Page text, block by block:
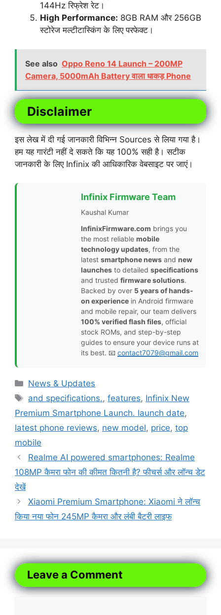
144Hz रिफ्रेश रेट।
High Performance: 8GB RAM और 256GB
स्टोरेज मल्टीटास्किंग के लिए परफेक्ट।
See also Oppo Reno 14 Launch – 200MP
Camera, 5000mAh Battery वाला धाकड़ Phone
Disclaimer
इस लेख में दी गई जानकारी विभिन्न Sources से लिया गया है।
हम यह गारंटी नहीं दे सकते कि यह 100% सही है। सटीक
जानकारी के लिए Infinix की आधिकारिक वेबसाइट पर जाएं।
Infinix Firmware Team
Kaushal Kumar
InfinixFirmware.com brings you
the most reliable mobile
technology updates, from the
latest smartphone news and new
launches to detailed specifications
and trusted firmware solutions.
Backed by over 5 years of hands-
on experience in Android firmware
and mobile repair, our team delivers
100% verified flash files, official
stock ROMs, and step-by-step
guides to ensure your device runs at
its best. 📧 contact7079@gmail.com
Categories
News & Updates
Tags
and specifications.,features, Infinix New
Premium Smartphone Launch. launch date,
latest phone reviews, new model, price, top
mobile
Realme AI powered smartphones: Realme
108MP कैमरा फोन की कीमत कितनी है? फीचर्स और लॉन्च डेट
देखें
Xiaomi Premium Smartphone: Xiaomi ने लॉन्च
किया नया फोन 245MP कैमरा और लंबी बैटरी लाइफ
Leave a Comment